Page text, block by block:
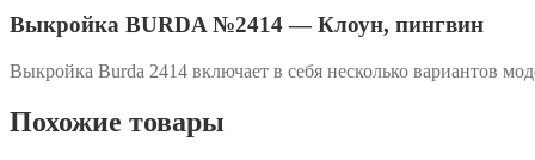
Выкройка BURDA №2414 — Клоун, пингвин
Выкройка Burda 2414 включает в себя несколько вариантов
Похожие товары